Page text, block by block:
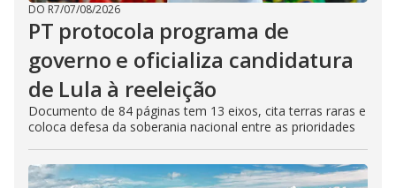
DO R7/07/08/2026
PT protocola programa de
governo e oficializa candidatura
de Lula à reeleição
Documento de 84 páginas tem 13 eixos, cita terras raras e
coloca defesa da soberania nacional entre as prioridades